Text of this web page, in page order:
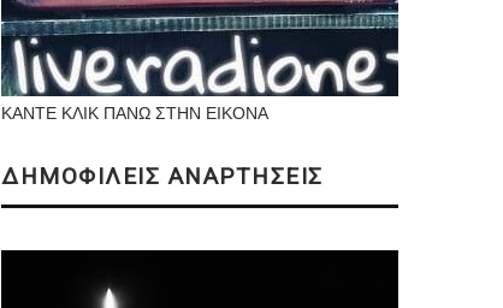
ΚΑΝΤΕ ΚΛΙΚ ΠΑΝΩ ΣΤΗΝ ΕΙΚΟΝΑ
ΔΗΜΟΦΙΛΕΙΣ ΑΝΑΡΤΗΣΕΙΣ